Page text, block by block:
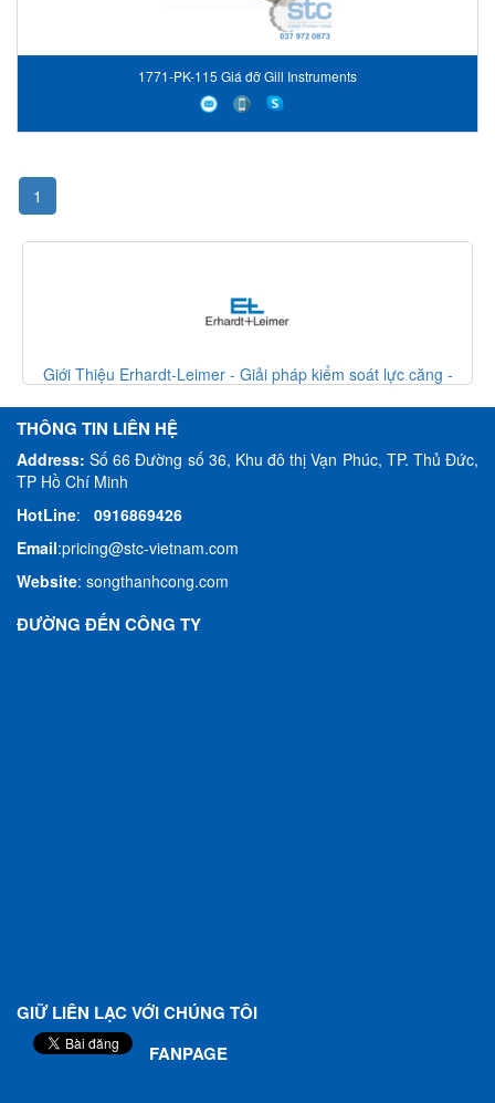
1771-PK-115 Giá đỡ Gill Instruments
1
căng -
Giới Thiệu Erhardt-Leimer - Giải pháp kiểm soát lực
THÔNG TIN LIÊN HỆ
Address:Số 66 Đường số 36, Khu đô thị Vạn Phúc, TP. Thủ Đức,
TP Hồ Chí Minh
HotLine: 0916869426
Email:pricing@stc-vietnam.com
Website: songthanhcong.com
ĐƯỜNG ĐẾN CÔNG TY
GIỮ LIÊN LẠC VỚI CHÚNG TÔI
FANPAGE